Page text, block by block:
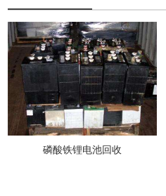
磷酸铁锂电池回收